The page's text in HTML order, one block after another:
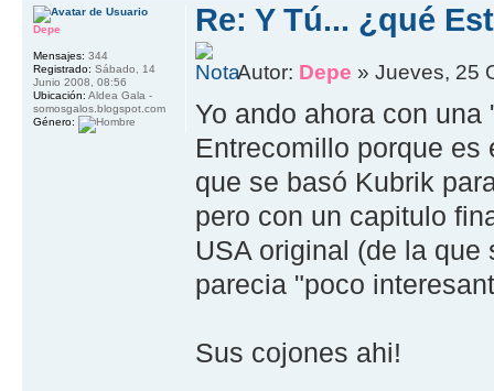
Re: Y Tú... ¿qué
Autor: Depe » Jueves, 25
Yo ando ahora con
Entrecomillo porque
que se basó Kubrik
pero con un capitulo
USA original (de la
parecia "poco
Sus cojones ahi!
Depe
Mensajes: 344
Registrado: Sábado, 14
Junio 2008, 08:56
Ubicación: Aldea Gala -
somosgalos.blogspot.com
Género: